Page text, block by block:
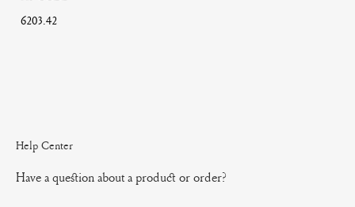
6203.42
Help Center
Have a question about a product or order?